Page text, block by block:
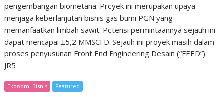
pengembangan biometana. Proyek ini merupakan upaya
menjaga keberlanjutan bisnis gas bumi PGN yang
memanfaatkan limbah sawit. Potensi permintaannya sejauh ini
dapat mencapai ±5,2 MMSCFD. Sejauh ini proyek masih dalam
proses penyusunan Front End Engineering Desain (“FEED”).
JR5
Ekonomi Bisnis Featured